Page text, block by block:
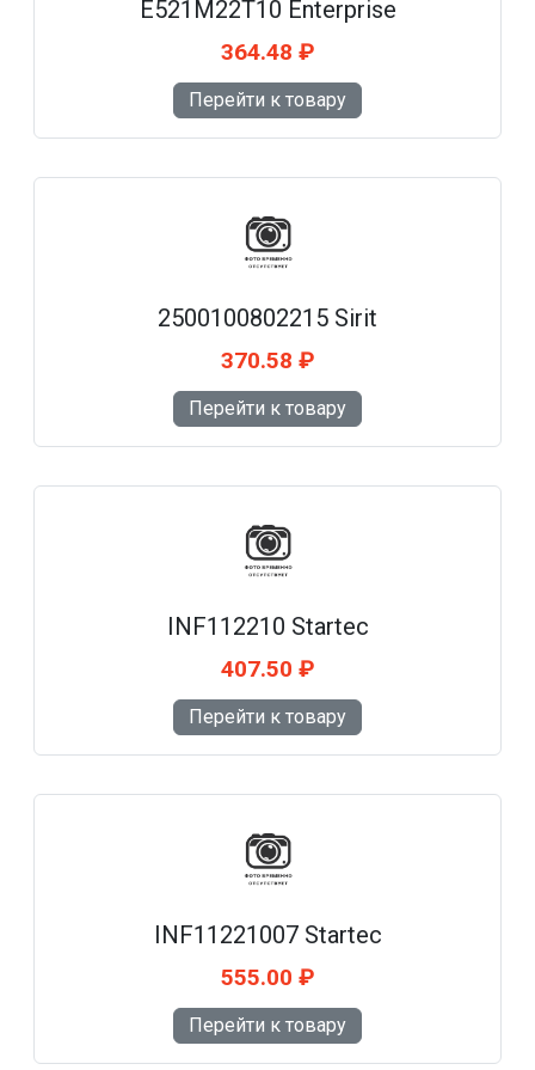
E521M22T10 Enterprise
364.48 ₽
Перейти к товару
2500100802215 Sirit
370.58 ₽
Перейти к товару
INF112210 Startec
407.50 ₽
Перейти к товару
INF11221007 Startec
555.00 ₽
Перейти к товару